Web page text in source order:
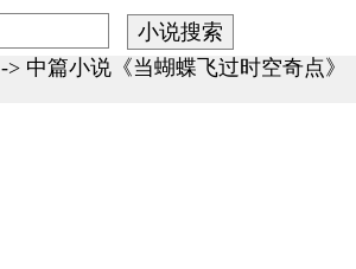
-> 中篇小说《当蝴蝶飞过时空奇点》